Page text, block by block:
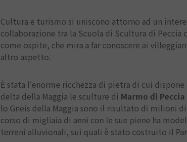
Cultura e turismo si uniscono attorno ad un
collaborazione tra la Scuola di Scultura di
come ospite, che mira a far conoscere ai
altro aspetto.
È stata l'enorme ricchezza di pietra di cui
delta della Maggia le sculture di Marmo di Peccia
lo Gneis della Maggia sono il risultato di milioni
corso di migliaia di anni con le sue piene ha
terreni alluvionali, sui quali è stato costruito il